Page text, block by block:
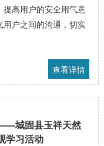
高用户的安全用气意
户之间的沟通，切实
查看详情
城固县玉祥天然
学习活动